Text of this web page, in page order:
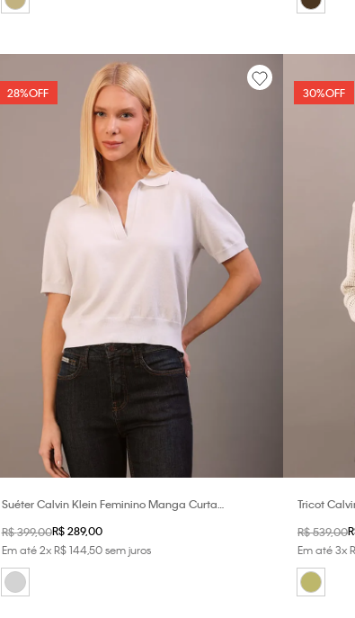
28%OFF
Suéter Calvin Klein Feminino Manga Curta
R$399,00R$ 289,00
Em até2xR$ 144,50sem juros
30%OFF
Tricot
R$539,00
Em até3x